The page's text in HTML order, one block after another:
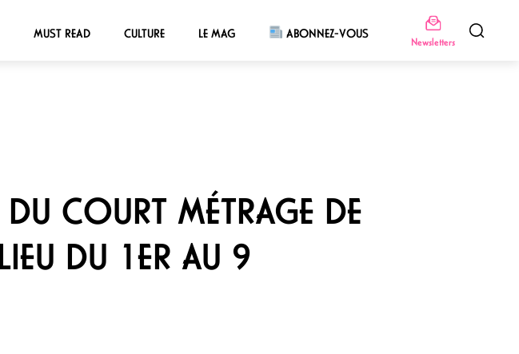
MUST READ CULTURE LE MAG ABONNEZ-VOUS
Newsletters
COURT MÉTRAGE DE
DU 1ER AU 9